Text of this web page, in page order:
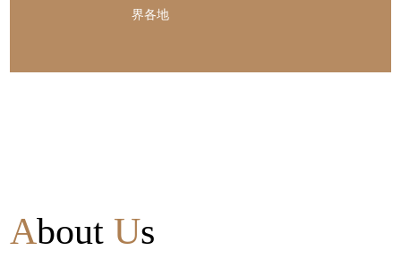
界各地
About Us